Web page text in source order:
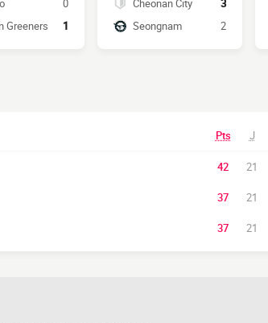
0
Greeners
1
Cheonan City
3
Seongnam
2
Pts J
42 21
37 21
37 21